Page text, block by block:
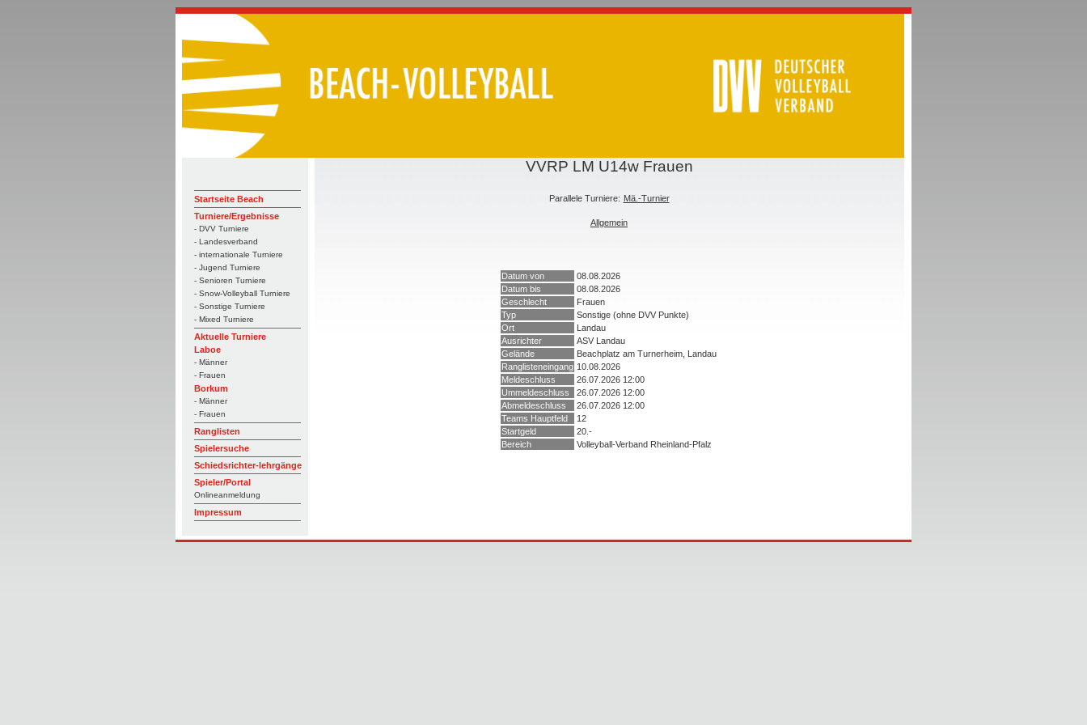
Startseite Beach
Turniere/Ergebnisse
- DVV Turniere
- Landesverband
- internationale Turniere
- Jugend Turniere
- Senioren Turniere
- Snow-Volleyball Turniere
- Sonstige Turniere
- Mixed Turniere
Aktuelle Turniere
Laboe
- Männer
- Frauen
Borkum
- Männer
- Frauen
Ranglisten
Spielersuche
Schiedsrichter-lehrgänge
Spieler/Portal
Onlineanmeldung
Impressum
VVRP LM U14w Frauen
Parallele Turniere: Mä.-Turnier
Allgemein
Datum von
08.08.2026
Datum bis
08.08.2026
Geschlecht
Frauen
Typ
Sonstige (ohne DVV Punkte)
Ort
Landau
Ausrichter
ASV Landau
Gelände
Beachplatz am Turnerheim, Landau
Ranglisteneingang 10.08.2026
Meldeschluss
26.07.2026 12:00
Ummeldeschluss
26.07.2026 12:00
Abmeldeschluss
26.07.2026 12:00
Teams Hauptfeld
12
Startgeld
20.-
Bereich
Volleyball-Verband Rheinland-Pfalz